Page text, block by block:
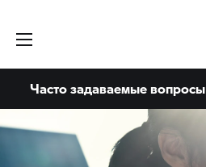
Часто задаваемые вопросы